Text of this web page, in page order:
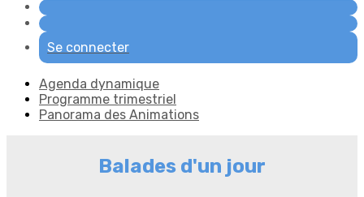
Se connecter
Agenda dynamique
Programme trimestriel
Panorama des Animations
Balades d'un jour